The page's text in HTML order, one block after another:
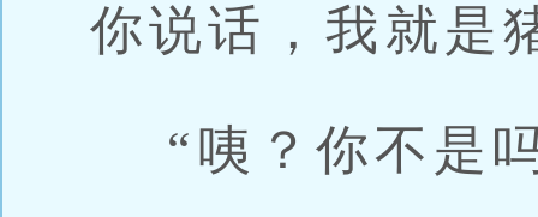
你说话，我就是
“咦？你不是